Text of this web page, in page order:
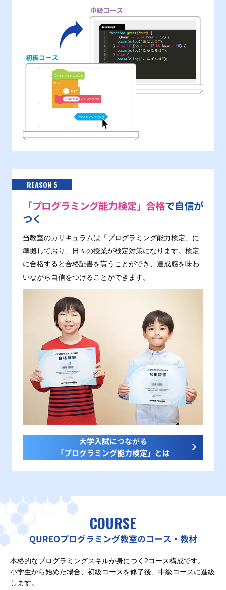
REASON 5
「プログラミング能力検定」合格で自信が
つく
当教室のカリキュラムは「プログラミング能力検定」に
準拠しており、日々の授業が検定対策になります。検定
に合格すると合格証書を貰うことができ、達成感を味わ
いながら自信をつけることができます。
大学入試につながる
「プログラミング能力検定」とは
COURSE
QUREOプログラミング教室のコース・教材
本格的なプログラミングスキルが身につく2コース構成です。
小学生から始めた場合、初級コースを修了後、中級コースに進級
します。